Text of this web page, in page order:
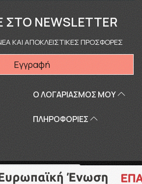
Ο ΛΟΓΑΡΙΑΣΜΌΣ ΜΟΥ
ΠΛΗΡΟΦΟΡΊΕΣ
ΣΤΟ NEWSLETTER
ΚΑΙ ΑΠΟΚΛΕΙΣΤΙΚΕΣ ΠΡΟΣΦΟΡΕΣ
Εγγραφή
© 2026touriki.gr